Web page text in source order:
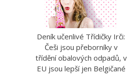
Deník učenlivé Třídičky Irči:
Češi jsou přeborníky v
třídění obalových odpadů, v
EU jsou lepší jen Belgičané